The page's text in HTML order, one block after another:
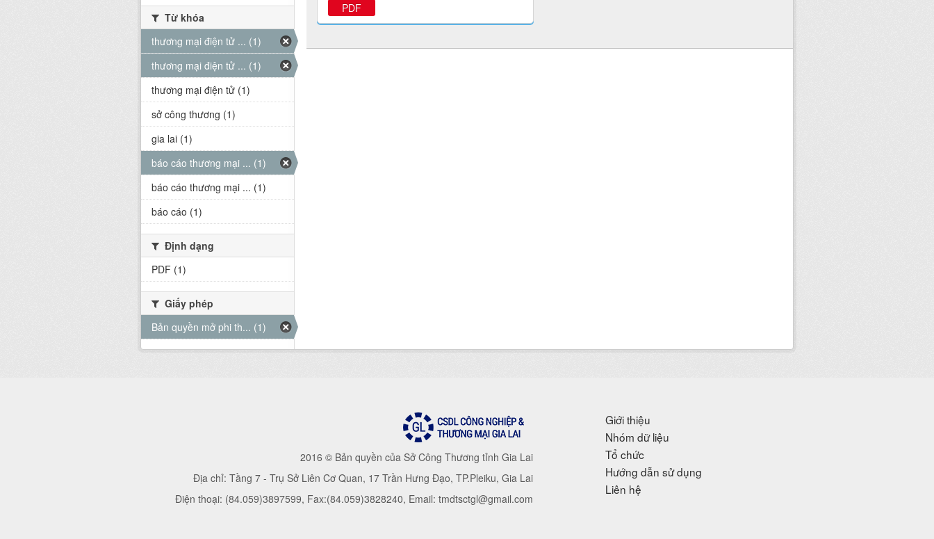
PDF
Từ khóa
thương mại điện tử ... (1)
thương mại điện tử ... (1)
thương mại điện tử (1)
sở công thương (1)
gia lai (1)
báo cáo thương mại ... (1)
báo cáo thương mại ... (1)
báo cáo (1)
Định dạng
PDF (1)
Giấy phép
Bản quyền mở phi th... (1)
2016 © Bản quyền của Sở Công Thương tỉnh Gia Lai
Địa chỉ: Tầng 7 - Trụ Sở Liên Cơ Quan, 17 Trần Hưng Đạo, TP.Pleiku, Gia Lai
Điện thoại: (84.059)3897599, Fax:(84.059)3828240, Email: tmdtsctgl@gmail.com
Giới thiệu
Nhóm dữ liệu
Tổ chức
Hướng dẫn sử dụng
Liên hệ